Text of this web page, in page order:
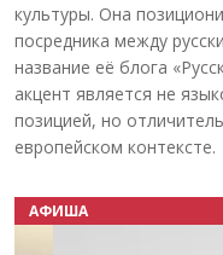
культуры. Она
посредника между
название её блога
акцент является не
позицией, но
европейском контексте.
АФИША